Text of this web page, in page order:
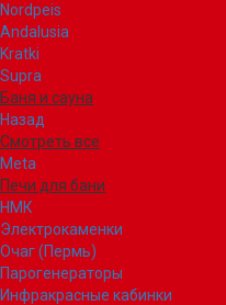
Nordpeis
Andalusia
Kratki
Supra
Баня и сауна
Назад
Смотреть все
Meta
Печи для бани
НМК
Электрокаменки
Очаг (Пермь)
Парогенераторы
Инфракрасные кабинки